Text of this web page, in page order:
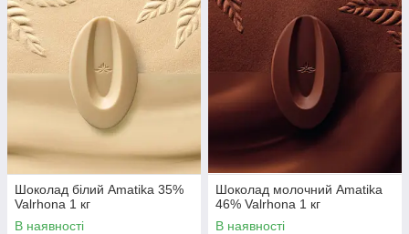
Шоколад білий Amatika 35%
Valrhona 1 кг
В наявності
Шоколад молочний Amatika
46% Valrhona 1 кг
В наявності